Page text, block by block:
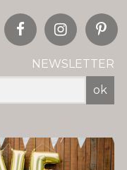
NEWSLETTER
ok